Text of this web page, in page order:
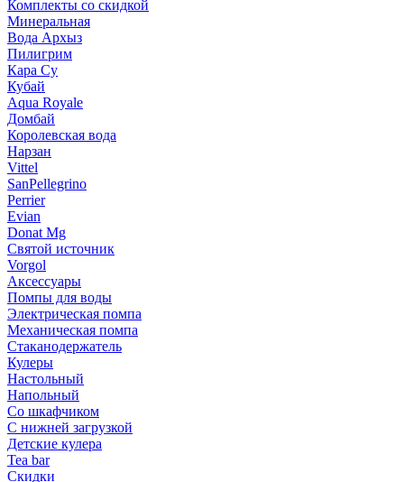
Комплекты со скидкой
Минеральная
Вода Архыз
Пилигрим
Кара Су
Кубай
Aqua Royale
Домбай
Королевская вода
Нарзан
Vittel
SanPellegrino
Perrier
Evian
Donat Mg
Святой источник
Vorgol
Аксессуары
Помпы для воды
Электрическая помпа
Механическая помпа
Стаканодержатель
Кулеры
Настольный
Напольный
Со шкафчиком
С нижней загрузкой
Детские кулера
Tea bar
Скидки